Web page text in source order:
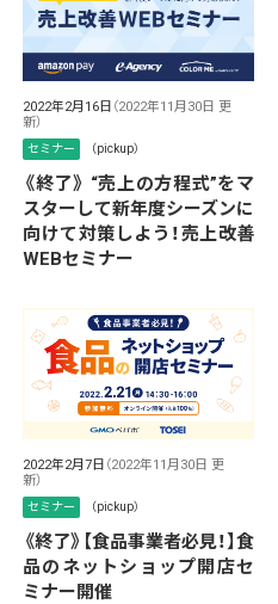
2022年2月16日 （2022年11月30日 更
新）
セミナー （pickup）
《終了》 “売上の方程式”をマ
スターして新年度シーズンに
向けて対策しよう！売上改善
WEBセミナー
2022年2月7日 （2022年11月30日 更
新）
セミナー （pickup）
《終了》【食品事業者必見！】食
品のネットショップ開店セ
ミナー開催